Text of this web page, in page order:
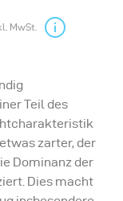
MwSt.
Teil des
zarter, der
Dominanz der
Dies macht